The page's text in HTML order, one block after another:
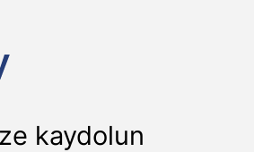
kaydolun